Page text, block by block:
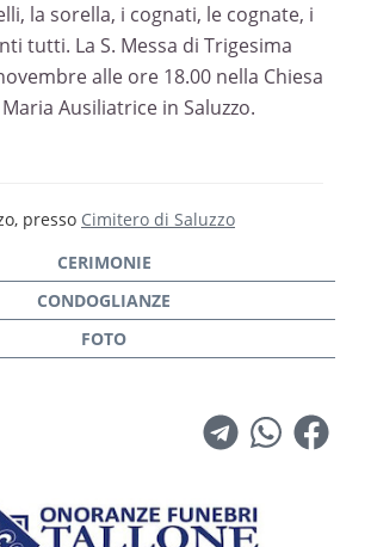
la sorella, i cognati, le cognate, i
tutti. La S. Messa di Trigesima
alle ore 18.00 nella Chiesa
Ausiliatrice in Saluzzo.
presso Cimitero di Saluzzo